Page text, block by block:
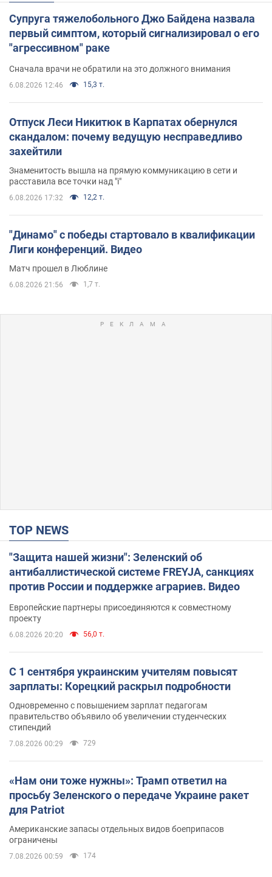
Супруга тяжелобольного Джо Байдена назвала
первый симптом, который сигнализировал о его
"агрессивном" раке
Сначала врачи не обратили на это должного внимания
6.08.2026 12:46 15,3 т.
Отпуск Леси Никитюк в Карпатах обернулся
скандалом: почему ведущую несправедливо
захейтили
Знаменитость вышла на прямую коммуникацию в сети и
расставила все точки над "i"
6.08.2026 17:32 12,2 т.
"Динамо" с победы стартовало в квалификации
Лиги конференций. Видео
Матч прошел в Люблине
6.08.2026 21:56 1,7 т.
TOP NEWS
"Защита нашей жизни": Зеленский об
антибаллистической системе FREYJA, санкциях
против России и поддержке аграриев. Видео
Европейские партнеры присоединяются к совместному
проекту
6.08.2026 20:20 56,0 т.
С 1 сентября украинским учителям повысят
зарплаты: Корецкий раскрыл подробности
Одновременно с повышением зарплат педагогам
правительство объявило об увеличении студенческих
стипендий
7.08.2026 00:29 729
«Нам они тоже нужны»: Трамп ответил на
просьбу Зеленского о передаче Украине ракет
для Patriot
Американские запасы отдельных видов боеприпасов
ограничены
7.08.2026 00:59 174